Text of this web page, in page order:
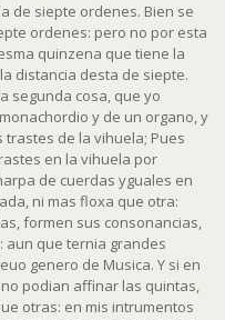
de siepte ordenes. Bien se
ordenes: pero no por esta
quinzena que tiene la
distancia desta de siepte.
segunda cosa, que yo
y de un organo, y
trastes de la vihuela; Pues
en la vihuela por
de cuerdas yguales en
ni mas floxa que otra:
formen sus consonancias,
aun que ternia grandes
genero de Musica. Y si en
podian affinar las quintas,
otras: en mis intrumentos